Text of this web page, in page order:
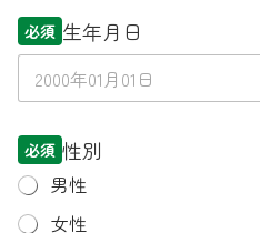
生年月日
必須
性別
必須
男性
女性